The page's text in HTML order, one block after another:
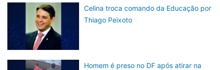
Celina troca comando da Educação por
Thiago Peixoto
Homem é preso no DF após atirar na